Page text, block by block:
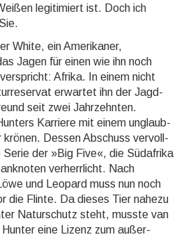
legiti­miert ist. Doch ich
White, ein Ameri­kaner,
Jagen für einen wie ihn noch
Afrika. In einem nicht
erwartet ihn der Jagd­
seit zwei Jahr­zehn­ten.
Karriere mit einem un­glaub­
krönen. Dessen Abschuss ver­voll­
der »Big Five«, die Süd­afrika
verherr­licht. Nach
und Leopard muss nun noch
die Flinte. Da dieses Tier nahezu
Natur­schutz steht, musste van
Hunter eine Lizenz zum außer­